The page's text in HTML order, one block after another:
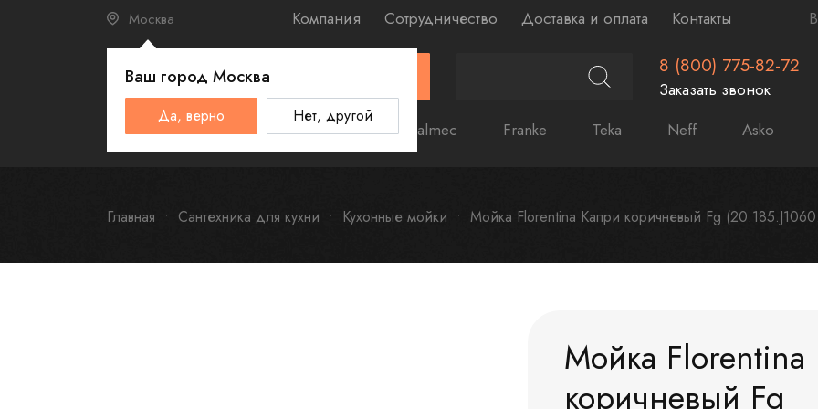
Москва
Ваш город Москва
Да, верно Нет, другой
Компания Сотрудничество Доставка и оплата Контакты
8 (800) 775-82-72
Заказать звонок
Schulthess Smeg Omoikiri Falmec Franke Teka Neff Asko
Главная Сантехника для кухни Кухонные мойки Мойка Florentina Капри коричневый Fg
Мойка Florentina
коричневый Fg